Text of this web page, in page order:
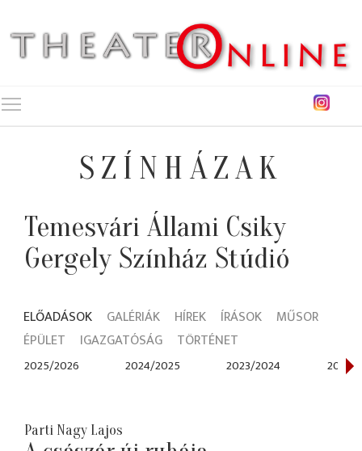
SZÍNHÁZAK
Temesvári Állami Csiky
Gergely Színház Stúdió
ELŐADÁSOK GALÉRIÁK HÍREK ÍRÁSOK
MŰSOR
ÉPÜLET
IGAZGATÓSÁG TÖRTÉNET
2025/2026 2024/2025 2023/2024 2022/
Parti Nagy Lajos